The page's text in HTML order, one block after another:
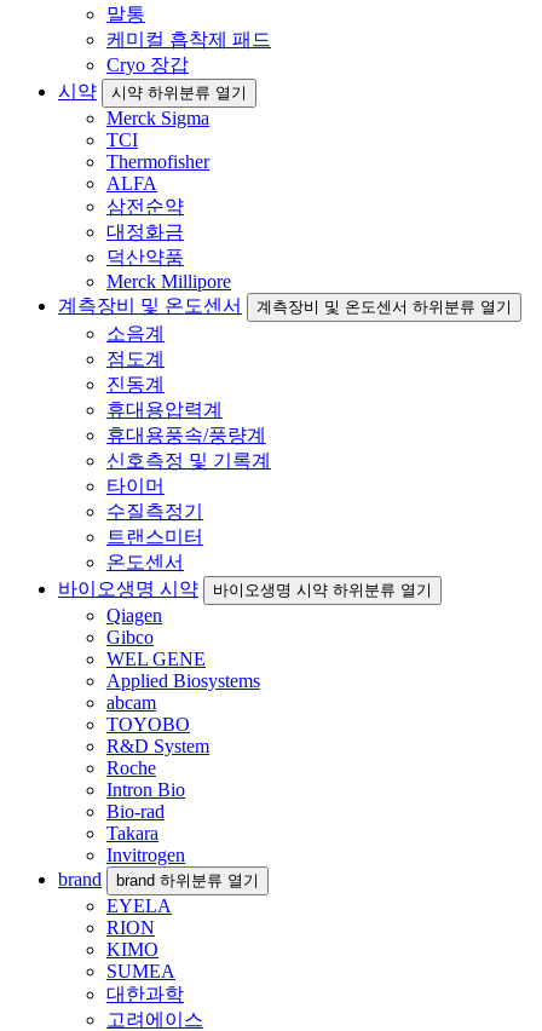
말통
케미컬 흡착제 패드
Cryo 장갑
시약
시약 하위분류 열기
Merck Sigma
TCI
Thermofisher
ALFA
삼전순약
대정화금
덕산약품
Merck Millipore
계측장비 및 온도센서
계측장비 및 온도센서 하위분류 열기
소음계
점도계
진동계
휴대용압력계
휴대용풍속/풍량계
신호측정 및 기록계
타이머
수질측정기
트랜스미터
온도센서
바이오생명 시약
바이오생명 시약 하위분류 열기
Qiagen
Gibco
WEL GENE
Applied Biosystems
abcam
TOYOBO
R&D System
Roche
Intron Bio
Bio-rad
Takara
Invitrogen
brand
brand 하위분류 열기
EYELA
RION
KIMO
SUMEA
대한과학
고려에이스